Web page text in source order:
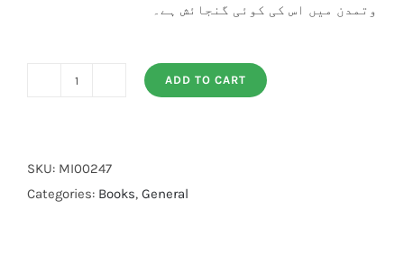
وتمدن میں اس کی کوئی گنجائش ہے۔
Tareekh,
Haqaiq,
ADD TO CART
SKU: MI00247
Categories: Books, General